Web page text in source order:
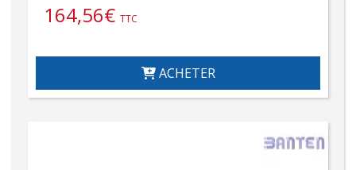
164,56€ TTC
ACHETER